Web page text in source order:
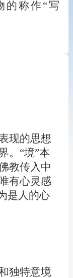
的称作“写
现的思想
。“境”本
教传入中
有心灵感
是人的心
独特意境